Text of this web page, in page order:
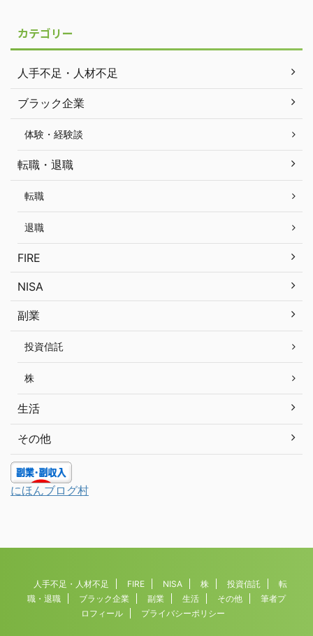
カテゴリー
人手不足・人材不足
ブラック企業
体験・経験談
転職・退職
転職
退職
FIRE
NISA
副業
投資信託
株
生活
その他
にほんブログ村
人手不足・人材不足 FIRE NISA 株 投資信託
転
職・退職
ブラック企業 副業 生活 その他
筆者プ
ロフィール
プライバシーポリシー